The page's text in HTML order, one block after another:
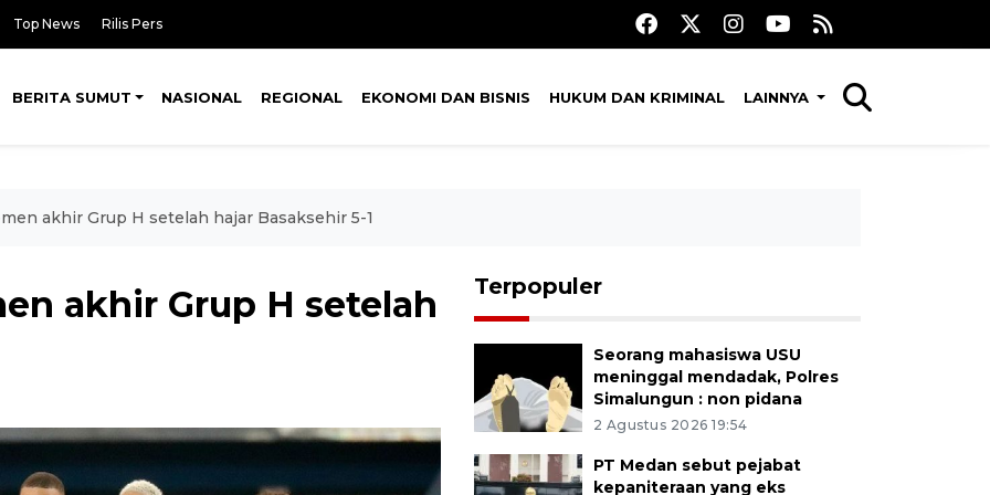
Top News Rilis Pers
BERITA SUMUT NASIONAL REGIONAL EKONOMI DAN BISNIS HUKUM DAN KRIMINAL LAINNYA
akhir Grup H setelah hajar Basaksehir 5-1
akhir Grup H setelah Terpopuler
Seorang mahasiswa USU
meninggal mendadak, Polres
Simalungun : non pidana
2 Agustus 2026 19:54
PT Medan sebut pejabat
kepaniteraan yang eks